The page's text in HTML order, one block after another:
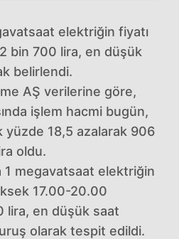
elektriğin fiyatı
bin 700 lira, en düşük
belirlendi.
AŞ verilerine göre,
işlem hacmi bugün,
yüzde 18,5 azalarak 906
oldu.
1 megavatsaat elektriğin
17.00-20.00
lira, en düşük saat
olarak tespit edildi.